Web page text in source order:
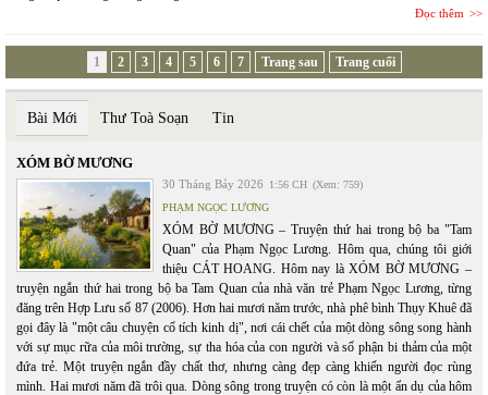
Đọc thêm
1 2 3 4 5 6 7 Trang sau Trang cuối
Bài Mới Thư Toà Soạn Tin
XÓM BỜ MƯƠNG
30 Tháng Bảy 2026 1:56 CH (Xem: 759)
PHẠM NGỌC LƯƠNG
XÓM BỜ MƯƠNG – Truyện thứ hai trong bộ ba "Tam
Quan" của Phạm Ngọc Lương. Hôm qua, chúng tôi giới
thiệu CÁT HOANG. Hôm nay là XÓM BỜ MƯƠNG –
truyện ngắn thứ hai trong bộ ba Tam Quan của nhà văn trẻ Phạm Ngọc Lương, từng
đăng trên Hợp Lưu số 87 (2006). Hơn hai mươi năm trước, nhà phê bình Thụy Khuê đã
gọi đây là "một câu chuyện cổ tích kinh dị", nơi cái chết của một dòng sông song hành
với sự mục rữa của môi trường, sự tha hóa của con người và số phận bi thảm của một
đứa trẻ. Một truyện ngắn đầy chất thơ, nhưng càng đẹp càng khiến người đọc rùng
mình. Hai mươi năm đã trôi qua. Dòng sông trong truyện có còn là một ẩn dụ của hôm